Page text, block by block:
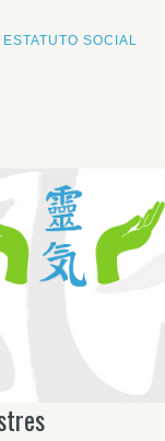
SOCIAL